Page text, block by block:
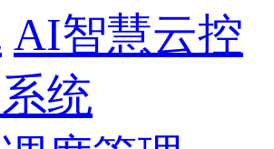
AI智慧云控
统